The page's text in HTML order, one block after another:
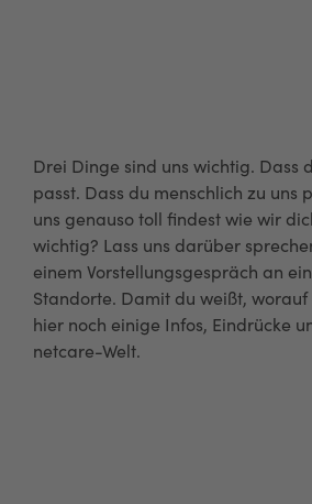
Drei Dinge sind uns wichtig. Dass
passt. Dass du menschlich zu uns
uns genauso toll findest wie wir
wichtig? Lass uns darüber
einem Vorstellungsgespräch an
Standorte. Damit du weißt, worauf
hier noch einige Infos, Eindrücke
netcare-Welt.